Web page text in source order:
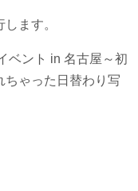
ます。
ベント in 名古屋～初
ちゃった日替わり写